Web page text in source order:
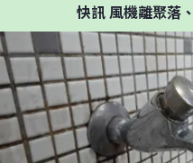
風機離聚落、學